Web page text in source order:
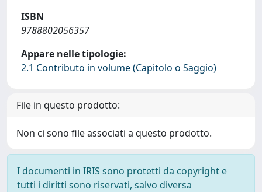
ISBN
9788802056357
Appare nelle tipologie:
2.1 Contributo in volume (Capitolo o Saggio)
File in questo prodotto:
Non ci sono file associati a questo prodotto.
I documenti in IRIS sono protetti da copyright e
tutti i diritti sono riservati, salvo diversa